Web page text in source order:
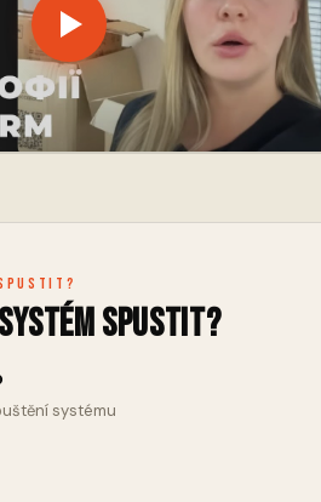
spustit?
systému